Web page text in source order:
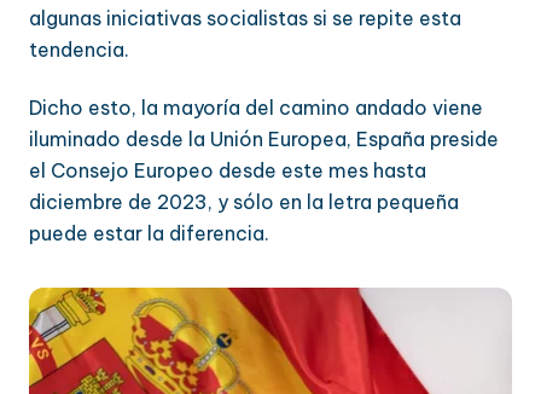
algunas iniciativas socialistas si se repite esta
tendencia.
Dicho esto, la mayoría del camino andado viene
iluminado desde la Unión Europea, España preside
el Consejo Europeo desde este mes hasta
diciembre de 2023, y sólo en la letra pequeña
puede estar la diferencia.